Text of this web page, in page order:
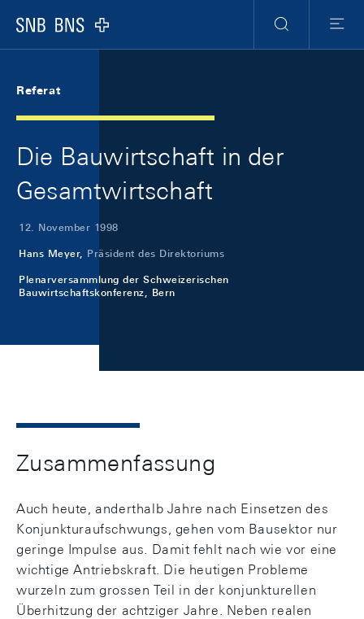
Logo
Suche
Menu
Referat
Die Bauwirtschaft in der
Gesamtwirtschaft
12. November 1998
Hans Meyer, Präsident des Direktoriums
Plenarversammlung der Schweizerischen
Bauwirtschaftskonferenz, Bern
Zusammenfassung
Auch heute, anderthalb Jahre nach Einsetzen des
Konjunkturaufschwungs, gehen vom Bausektor nur
geringe Impulse aus. Damit fehlt nach wie vor eine
wichtige Antriebskraft. Die heutigen Probleme
wurzeln zum grossen Teil in der konjunkturellen
Überhitzung der achtziger Jahre. Neben realen